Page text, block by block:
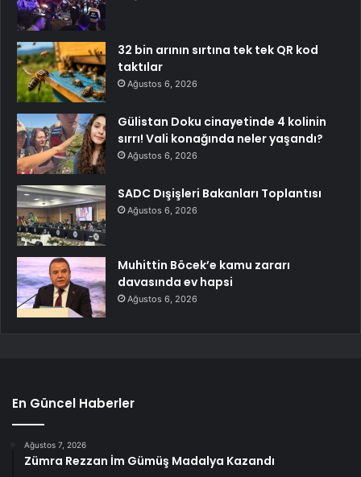
32 bin arının sırtına tek tek QR kod
taktılar
Ağustos 6, 2026
Gülistan Doku cinayetinde 4 kolinin
sırrı! Vali konağında neler yaşandı?
Ağustos 6, 2026
SADC Dışişleri Bakanları Toplantısı
Ağustos 6, 2026
Muhittin Böcek’e kamu zararı
davasında ev hapsi
Ağustos 6, 2026
En Güncel Haberler
Ağustos 7, 2026
Zümra Rezzan İm Gümüş Madalya Kazandı